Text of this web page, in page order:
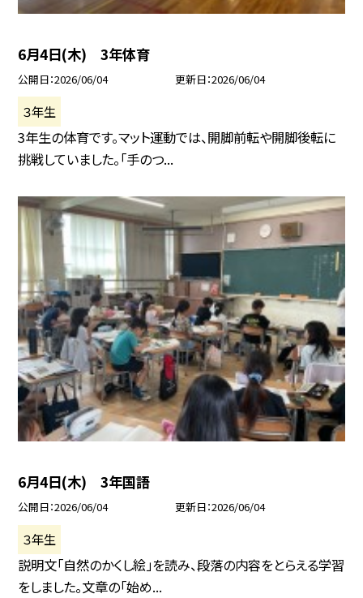
6月4日(木) 3年体育
公開日 2026/06/04 更新日 2026/06/04
３年生
3年生の体育です。マット運動では、開脚前転や開脚後転に
挑戦していました。「手のつ...
6月4日(木) 3年国語
公開日 2026/06/04 更新日 2026/06/04
３年生
説明文「自然のかくし絵」を読み、段落の内容をとらえる学習
をしました。文章の「始め...